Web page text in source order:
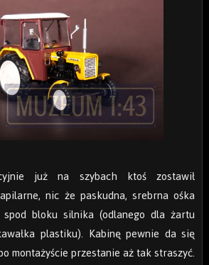
już na szybach ktoś zostawił
nic że paskudna, srebrna ośka
spod bloku silnika (odlanego dla żartu
plastiku). Kabinę pewnie da się
montażyście przestanie aż tak straszyć.